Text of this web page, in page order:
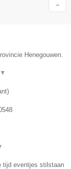
Henegouwen.
▼
)
tijd eventjes stilstaan